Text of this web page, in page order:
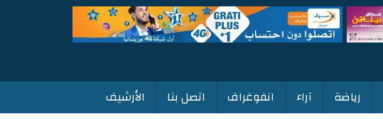
رياضة آراء انفوغراف اتصل بنا الأرشيف